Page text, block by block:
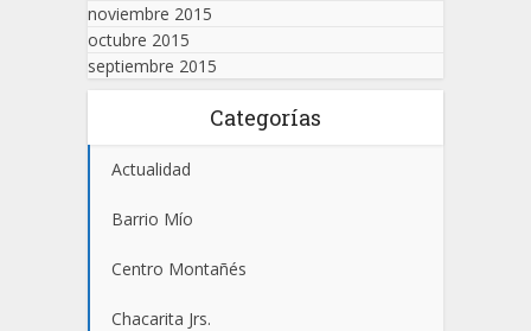
noviembre 2015
octubre 2015
septiembre 2015
Categorías
Actualidad
Barrio Mío
Centro Montañés
Chacarita Jrs.